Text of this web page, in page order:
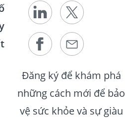
Đăng ký để khám phá
những cách mới để bảo
vệ sức khỏe và sự giàu